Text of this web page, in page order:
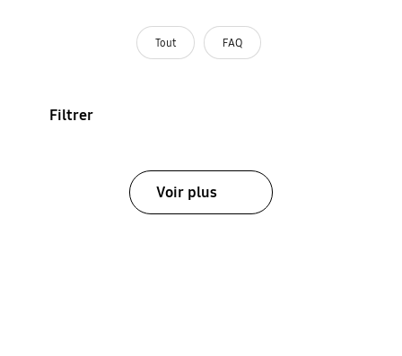
Tout FAQ
Filtrer
Voir plus